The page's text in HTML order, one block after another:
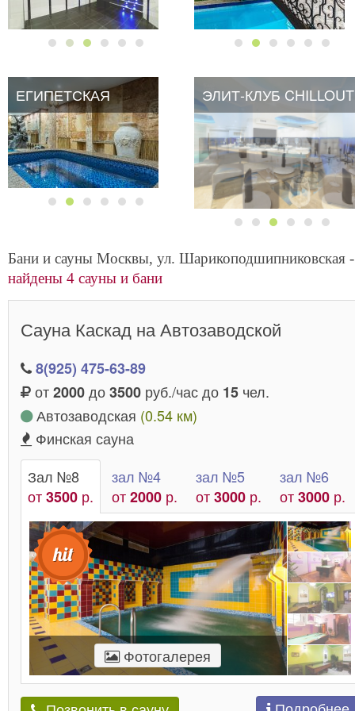
ЕГИПЕТСКАЯ ЭЛИТ-КЛУБ CHILLOUT
Бани и сауны Москвы, ул. Шарикоподшипниковская -
найдены 4 сауны и бани
Сауна Каскад на Автозаводской
8(925) 475-63-89
от2000до3500 руб./час до 15 чел.
Автозаводская (0.54 км)
Финская сауна
Зал №8
от3500 р.
зал №4
от2000 р.
зал №5
от3000 р.
зал №6
от3000 р.
Фотогалерея